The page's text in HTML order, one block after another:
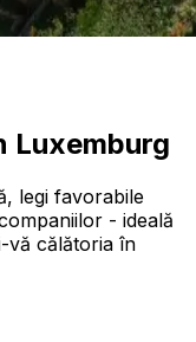
Luxemburg
legi favorabile
- ideală
vă călătoria în